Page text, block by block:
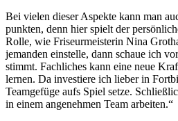
Bei vielen dieser Aspekte kann man
punkten, denn hier spielt der
Rolle, wie Friseurmeisterin Nina
jemanden einstelle, dann schaue ich
stimmt. Fachliches kann eine neue
lernen. Da investiere ich lieber in
Teamgefüge aufs Spiel setze.
in einem angenehmen Team arbeiten.“